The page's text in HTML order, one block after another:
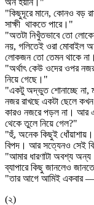
"কিছুদূরে মানে, কোনও বড়
সাক্ষী থাকতে পারে।"
"অতটা নিখুঁতভাবে তো
নয়, গলিতেই ওরা মোবাইল
লোকজন তো তেমন থাকে
"অর্থাৎ কেউ ওদের ওপর
নিয়ে গেছে।"
"একটু অদ্ভুত শোনাচ্ছে না,
নজর রাখছে একটা ছেলে
কারও নজরে পড়ল না। আর
থেকে তুলে নিয়ে গেল?"
"হুঁ, অনেক কিছুই ধোঁয়াশায়।
বিপদ। আর সত্যেনও সেই
"আমার ধারণাটা অবশ্য
ব্যাপারে কিছু জানলেও
"তার আগে আমিই একবার
(২)